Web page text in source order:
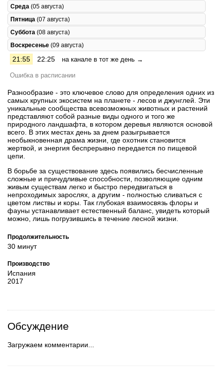
Среда (05 августа)
Пятница (07 августа)
Суббота (08 августа)
Воскресенье (09 августа)
21:55 22:25 на канале в тот же день →
Ошибка в расписании
Разнообразие - это ключевое слово для определения одних из
самых крупных экосистем на планете - лесов и джунглей. Эти
уникальные сообщества всевозможных животных и растений
представляют собой разные виды одного и того же
природного ландшафта, в котором деревья являются основой
всего. В этих местах день за днем разыгрывается
необыкновенная драма жизни, где охотник становится
жертвой, и энергия беспрерывно передается по пищевой
цепи.
В борьбе за существование здесь появились бесчисленные
сложные и причудливые способности, позволяющие одним
живым существам легко и быстро передвигаться в
непроходимых зарослях, а другим - полностью сливаться с
цветом листвы и коры. Так глубокая взаимосвязь флоры и
фауны устанавливает естественный баланс, увидеть который
можно, лишь погрузившись в течение лесной жизни.
Продолжительность
30 минут
Производство
Испания
2017
Обсуждение
Загружаем комментарии...